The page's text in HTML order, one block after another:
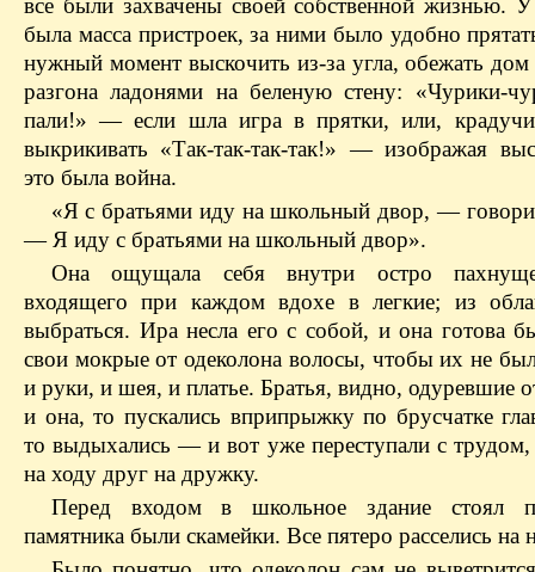
все были захвачены своей собственной жизнью.
была масса пристроек, за ними было удобно
нужный момент выскочить из-за угла, обежать дом
разгона ладонями на беленую стену: «Чурики-
пали!» — если шла игра в прятки, или,
выкрикивать «Так-так-так-так!» — изображая
это была война.
«Я с братьями иду на школьный двор, —
— Я иду с братьями на школьный двор».
Она ощущала себя внутри остро
входящего при каждом вдохе в легкие; из
выбраться. Ира несла его с собой, и она готова
свои мокрые от одеколона волосы, чтобы их не
и руки, и шея, и платье. Братья, видно, одуревшие
и она, то пускались вприпрыжку по брусчатке
то выдыхались — и вот уже переступали с трудом,
на ходу друг на дружку.
Перед входом в школьное здание стоял
памятника были скамейки. Все пятеро расселись на